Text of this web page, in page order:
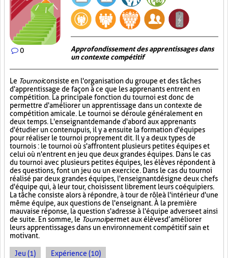
0
Approfondissement des apprentissages dans
un contexte compétitif
Le Tournoiconsiste en l'organisation du groupe et des tâches
d'apprentissage de façon à ce que les apprenants entrent en
compétition. La principale fonction du tournoi est donc de
permettre d'améliorer un apprentissage dans un contexte de
compétition amicale. Le tournoi se déroule généralement en
deux temps. L'enseignant demande d'abord aux apprenants
d'étudier un contenu puis, il y a ensuite la formation d'équipes
pour réaliser le tournoi proprement dit. Il y a deux types de
tournois : le tournoi où s'affrontent plusieurs petites équipes et
celui où n'entrent en jeu que deux grandes équipes. Dans le cas
du tournoi avec plusieurs petites équipes, les élèves répondent à
des questions, font un jeu ou un exercice. Dans le cas du tournoi
réalisé par deux grandes équipes, l'enseignant désigne deux chefs
d'équipe qui, à leur tour, choisissent librement leurs coéquipiers.
La tâche consiste alors à répondre, à tour de rôle à l'intérieur d'une
même équipe, aux questions de l'enseignant. À la première
mauvaise réponse, la question s'adresse à l'équipe adverse et ainsi
de suite. En somme, le Tournoipermet aux élèves d’améliorer
leurs apprentissages dans un environnement compétitif sain et
motivant.
Jeu (1) Expérience (10)